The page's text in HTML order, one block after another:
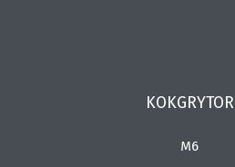
KOKGRYTOR
M6